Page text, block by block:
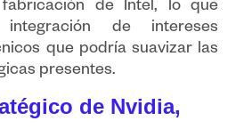
de Intel, lo que
de intereses
que podría suavizar las
presentes.
de Nvidia,